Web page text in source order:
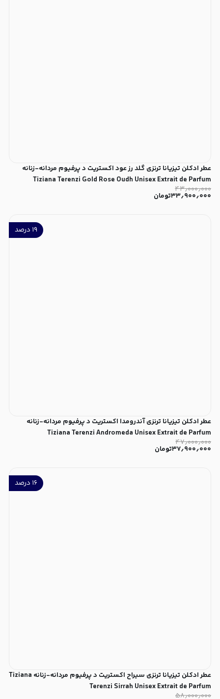
عطر ادکلن تیزیانا ترنزی گلد رز عود اکستریت د پرفیوم مردانه-زنانه
Tiziana Terenzi Gold Rose Oudh Unisex Extrait de Parfum
۴۳٫۰۰۰٫۰۰۰
۳۳٫۹۰۰٫۰۰۰تومان
۱۹ درصد
عطر ادکلن تیزیانا ترنزی آندرومدا اکستریت د پرفیوم مردانه-زنانه
Tiziana Terenzi Andromeda Unisex Extrait de Parfum
۴۷٫۰۰۰٫۰۰۰
۳۷٫۹۰۰٫۰۰۰تومان
۱۶ درصد
عطر ادکلن تیزیانا ترنزی سیراح اکستریت د پرفیوم مردانه-زنانه Tiziana
Terenzi Sirrah Unisex Extrait de Parfum
۵۸٫۰۰۰٫۰۰۰